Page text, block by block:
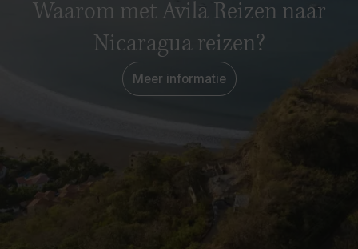
Waarom met Avila Reizen naar
Nicaragua reizen?
Meer informatie